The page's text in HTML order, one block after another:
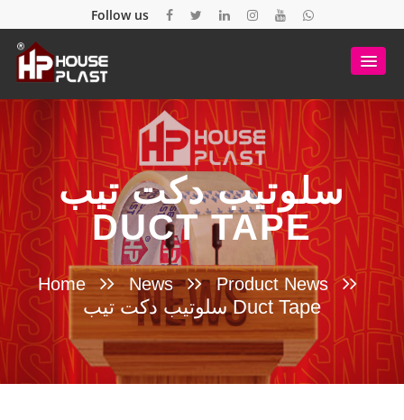
Follow us
سلوتيب دكت تيب
DUCT TAPE
Home News Product News
سلوتيب دكت تيب Duct Tape